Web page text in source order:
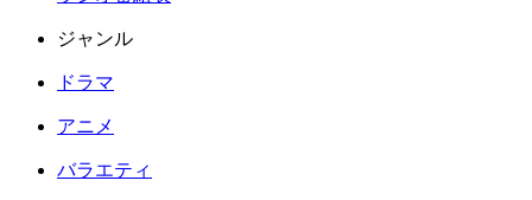
ジャンル
ドラマ
アニメ
バラエティ